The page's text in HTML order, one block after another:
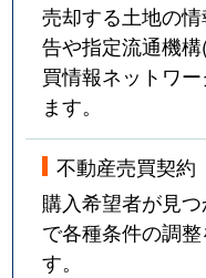
売却する土地の
告や指定流通機
買情報ネットワ
ます。
不動産売買契約
購入希望者が見
で各種条件の調
す。